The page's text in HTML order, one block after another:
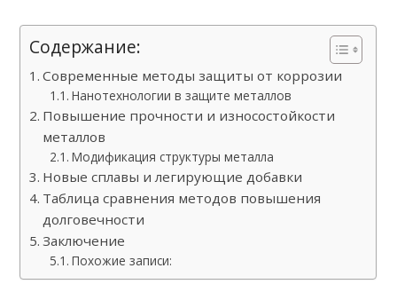
Содержание:
Современные методы защиты от коррозии
Нанотехнологии в защите металлов
Повышение прочности и износостойкости
металлов
Модификация структуры металла
Новые сплавы и легирующие добавки
Таблица сравнения методов повышения
долговечности
Заключение
Похожие записи: